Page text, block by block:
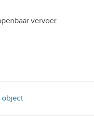
vervoer
object